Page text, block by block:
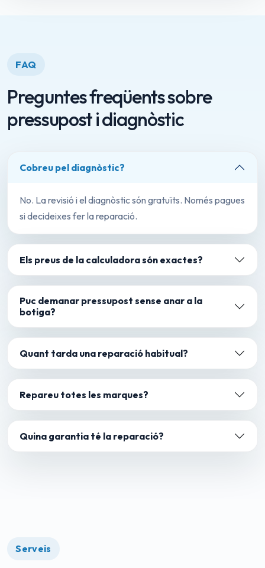
FAQ
Preguntes freqüents sobre
pressupost i diagnòstic
Cobreu pel diagnòstic?
No. La revisió i el diagnòstic són gratuïts. Només pagues
si decideixes fer la reparació.
Els preus de la calculadora són exactes?
Puc demanar pressupost sense anar a la
botiga?
Quant tarda una reparació habitual?
Repareu totes les marques?
Quina garantia té la reparació?
Serveis